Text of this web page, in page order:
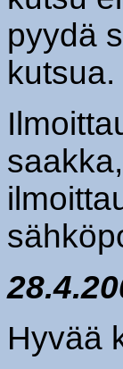
pyydä
kutsua.
Hyvää